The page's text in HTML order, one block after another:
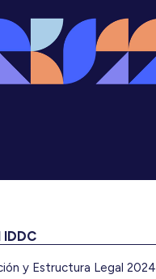
IDDC
y Estructura Legal 2024